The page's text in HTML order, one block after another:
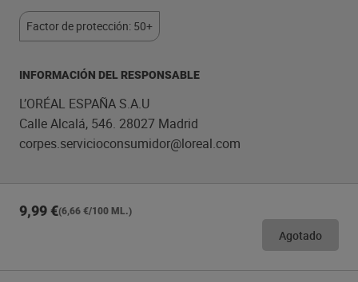
alcohol y es invisible a la piel. Formulada con tecnología
Ceramide Protect que mantiene la piel hidratada y la
función barrera de la piel intacta. Garnier apoya la Liga
piel.
Factor de protección: 50+
INFORMACIÓN DEL RESPONSABLE
L’ORÉAL ESPAÑA S.A.U
Calle Alcalá, 546. 28027 Madrid
corpes.servicioconsumidor@loreal.com
9,99 €(6,66 €/100 ML.)
Agotado